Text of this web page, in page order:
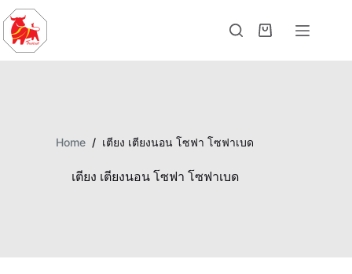
Home / เตียง เตียงนอน โซฟา โซฟาเบด
เตียง เตียงนอน โซฟา โซฟาเบด